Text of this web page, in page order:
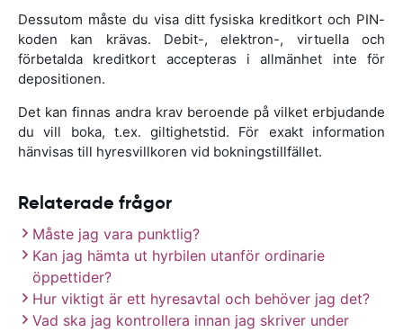
Dessutom måste du visa ditt fysiska kreditkort och PIN-
koden kan krävas. Debit-, elektron-, virtuella och
förbetalda kreditkort accepteras i allmänhet inte för
depositionen.
Det kan finnas andra krav beroende på vilket erbjudande
du vill boka, t.ex. giltighetstid. För exakt information
hänvisas till hyresvillkoren vid bokningstillfället.
Relaterade frågor
Måste jag vara punktlig?
Kan jag hämta ut hyrbilen utanför ordinarie
öppettider?
Hur viktigt är ett hyresavtal och behöver jag det?
Vad ska jag kontrollera innan jag skriver under